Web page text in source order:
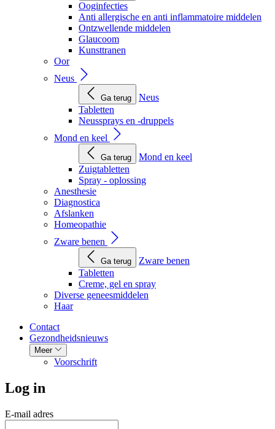
Ooginfecties
Anti allergische en anti inflammatoire middelen
Ontzwellende middelen
Glaucoom
Kunsttranen
Oor
Neus
Ga terug
Neus
Tabletten
Neussprays en -druppels
Mond en keel
Ga terug
Mond en keel
Zuigtabletten
Spray - oplossing
Anesthesie
Diagnostica
Afslanken
Homeopathie
Zware benen
Ga terug
Zware benen
Tabletten
Creme, gel en spray
Diverse geneesmiddelen
Haar
Contact
Gezondheidsnieuws
Meer
Voorschrift
Log in
E-mail adres